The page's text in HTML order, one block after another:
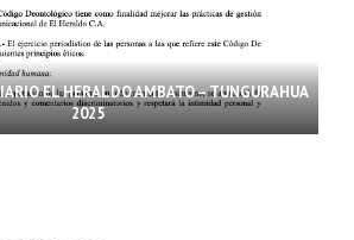
EL HERALDO AMBATO – TUNGURAHUA
2025